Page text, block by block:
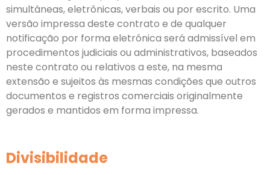
simultâneas, eletrônicas, verbais ou por escrito. Uma
versão impressa deste contrato e de qualquer
notificação por forma eletrônica será admissível em
procedimentos judiciais ou administrativos, baseados
neste contrato ou relativos a este, na mesma
extensão e sujeitos às mesmas condições que outros
documentos e registros comerciais originalmente
gerados e mantidos em forma impressa.
Divisibilidade